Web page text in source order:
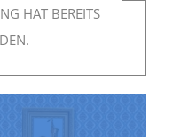
HAT BEREITS